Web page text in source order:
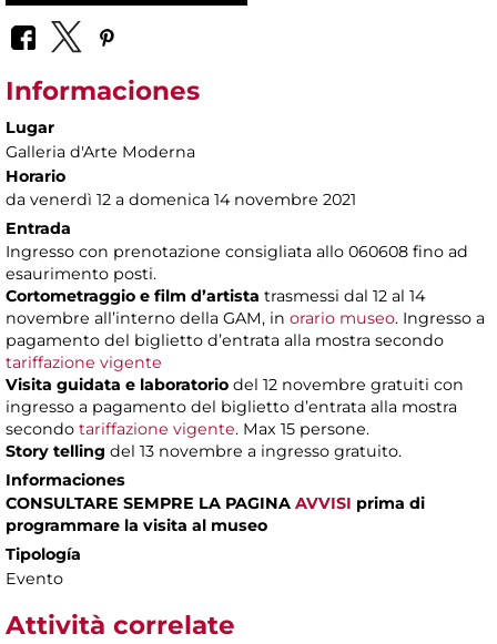
Informaciones
Lugar
Galleria d'Arte Moderna
Horario
da venerdì 12 a domenica 14 novembre 2021
Entrada
Ingresso con prenotazione consigliata allo 060608 fino ad
esaurimento posti.
Cortometraggio e film d’artista trasmessi dal 12 al 14
novembre all’interno della GAM, in orario museo. Ingresso a
pagamento del biglietto d’entrata alla mostra secondo
tariffazione vigente
Visita guidata e laboratorio del 12 novembre gratuiti con
ingresso a pagamento del biglietto d’entrata alla mostra
secondo tariffazione vigente. Max 15 persone.
Story telling del 13 novembre a ingresso gratuito.
Informaciones
CONSULTARE SEMPRE LA PAGINA AVVISI prima di
programmare la visita al museo
Tipología
Evento
Attività correlate